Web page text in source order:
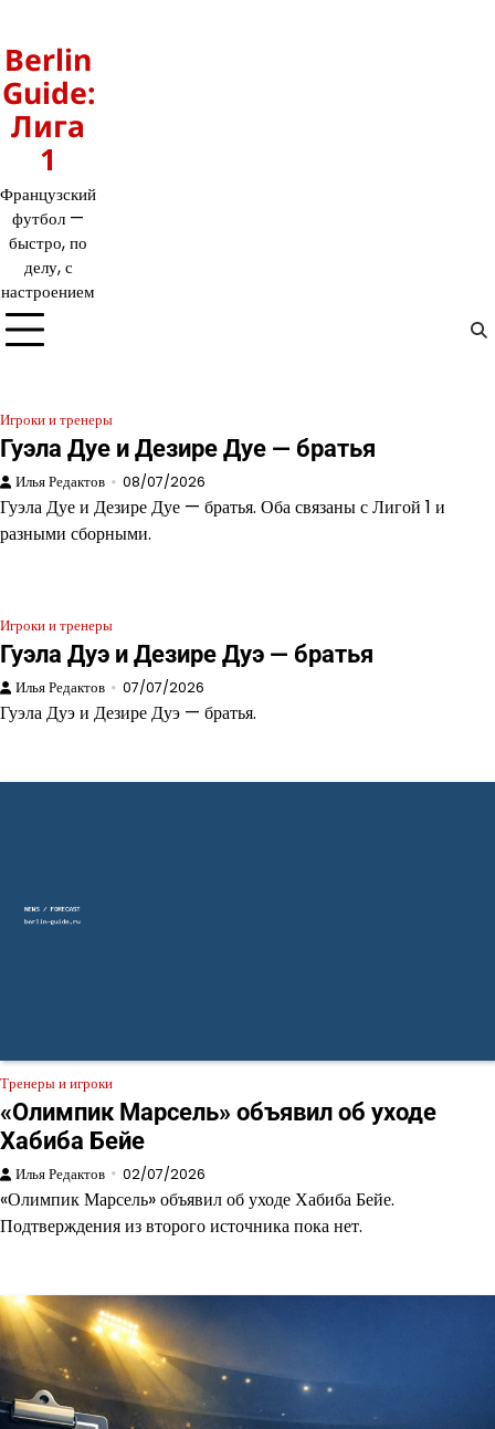
содержимому
Berlin
Guide:
Лига
1
Французский
футбол —
быстро, по
делу, с
настроением
Игроки и тренеры
Гуэла Дуе и Дезире Дуе — братья
Илья Редактов 08/07/2026
Гуэла Дуе и Дезире Дуе — братья. Оба связаны с Лигой 1 и
разными сборными.
Игроки и тренеры
Гуэла Дуэ и Дезире Дуэ — братья
Илья Редактов 07/07/2026
Гуэла Дуэ и Дезире Дуэ — братья.
Тренеры и игроки
«Олимпик Марсель» объявил об уходе
Хабиба Бейе
Илья Редактов 02/07/2026
«Олимпик Марсель» объявил об уходе Хабиба Бейе.
Подтверждения из второго источника пока нет.